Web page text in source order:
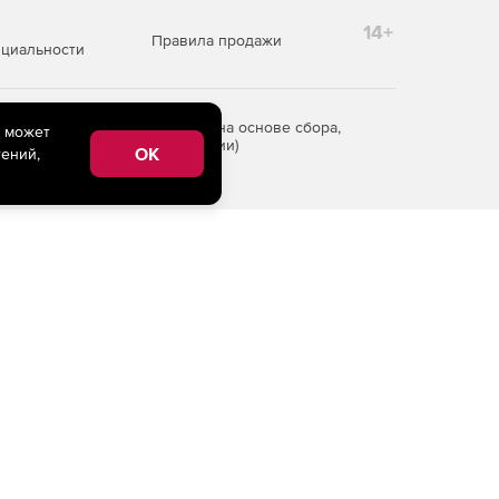
Правила продажи 14+
информации на основе сбора,
Российской Федерации)
может
OK